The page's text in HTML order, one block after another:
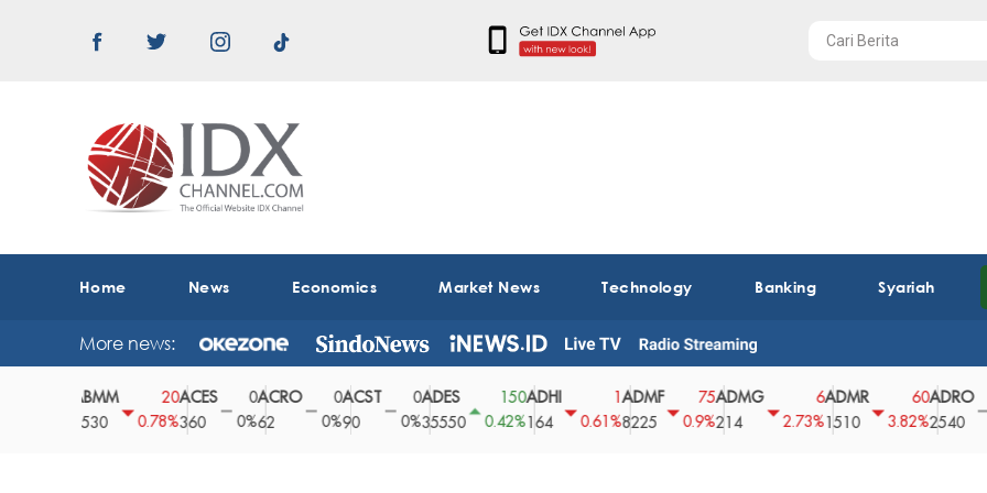
Home News Economics Market News Technology Banking Syariah
More news:
20
0.78%
ACES
360
0
0%
ACRO
0ACST
0
0%
ADES
35550
150
0.42%
ADHI
164
0.61%
ADMF
8225
75
0.9%
ADMG
214
2.73%
ADMR
1510
60
3.82%
ADRO
2540
0
0%